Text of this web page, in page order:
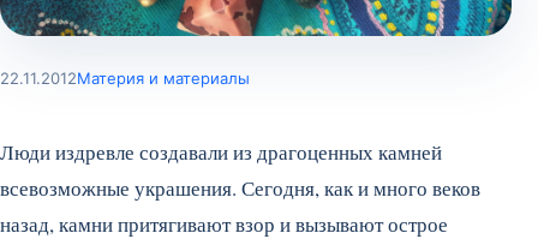
22.11.2012Материя и материалы
Люди издревле создавали из драгоценных камней
всевозможные украшения. Сегодня, как и много веков
назад, камни притягивают взор и вызывают острое